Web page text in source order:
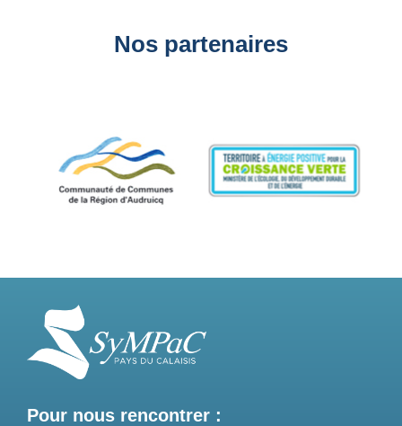
Nos partenaires
Pour nous rencontrer :